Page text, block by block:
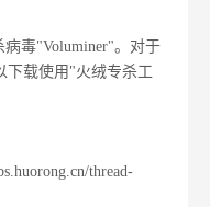
毒"Voluminer"。对于
下载使用"火绒专杀工
thread-